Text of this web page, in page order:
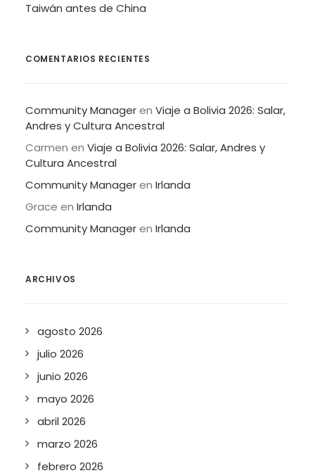
Taiwán antes de China
COMENTARIOS RECIENTES
Community Manageren Viaje a Bolivia 2026: Salar,
Andres y Cultura Ancestral
Carmen en Viaje a Bolivia 2026: Salar, Andres y
Cultura Ancestral
Community Manageren Irlanda
Grace en Irlanda
Community Manageren Irlanda
ARCHIVOS
agosto 2026
julio 2026
junio 2026
mayo 2026
abril 2026
marzo 2026
febrero 2026